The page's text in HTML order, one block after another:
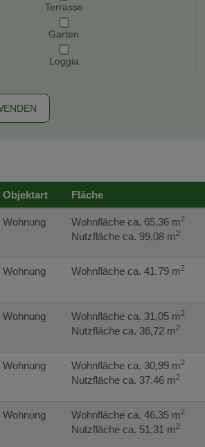
Terrasse
Garten
Loggia
Objektart Fläche
Wohnung Wohnfläche ca. 65,36 m2
Nutzfläche ca. 99,08 m2
Wohnung Wohnfläche ca. 41,79 m2
Wohnung Wohnfläche ca. 31,05 m2
Nutzfläche ca. 36,72 m2
Wohnung Wohnfläche ca. 30,99 m2
Nutzfläche ca. 37,46 m2
Wohnung Wohnfläche ca. 46,35 m2
Nutzfläche ca. 51,31 m2